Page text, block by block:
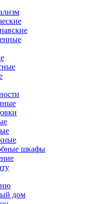
шкафы
дом